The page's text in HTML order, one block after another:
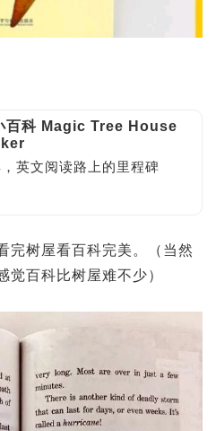
百科 Magic Tree House
英文阅读路上的里程碑
完树屋看百科完美。（当然
觉百科比树屋难不少）